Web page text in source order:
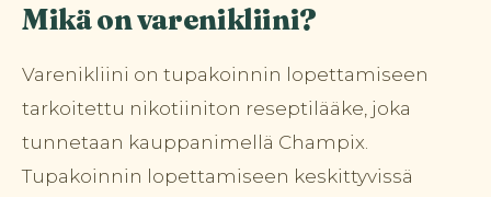
Mikä on varenikliini?
Varenikliini on tupakoinnin lopettamiseen
tarkoitettu nikotiiniton reseptilääke, joka
tunnetaan kauppanimellä Champix.
Tupakoinnin lopettamiseen keskittyvissä